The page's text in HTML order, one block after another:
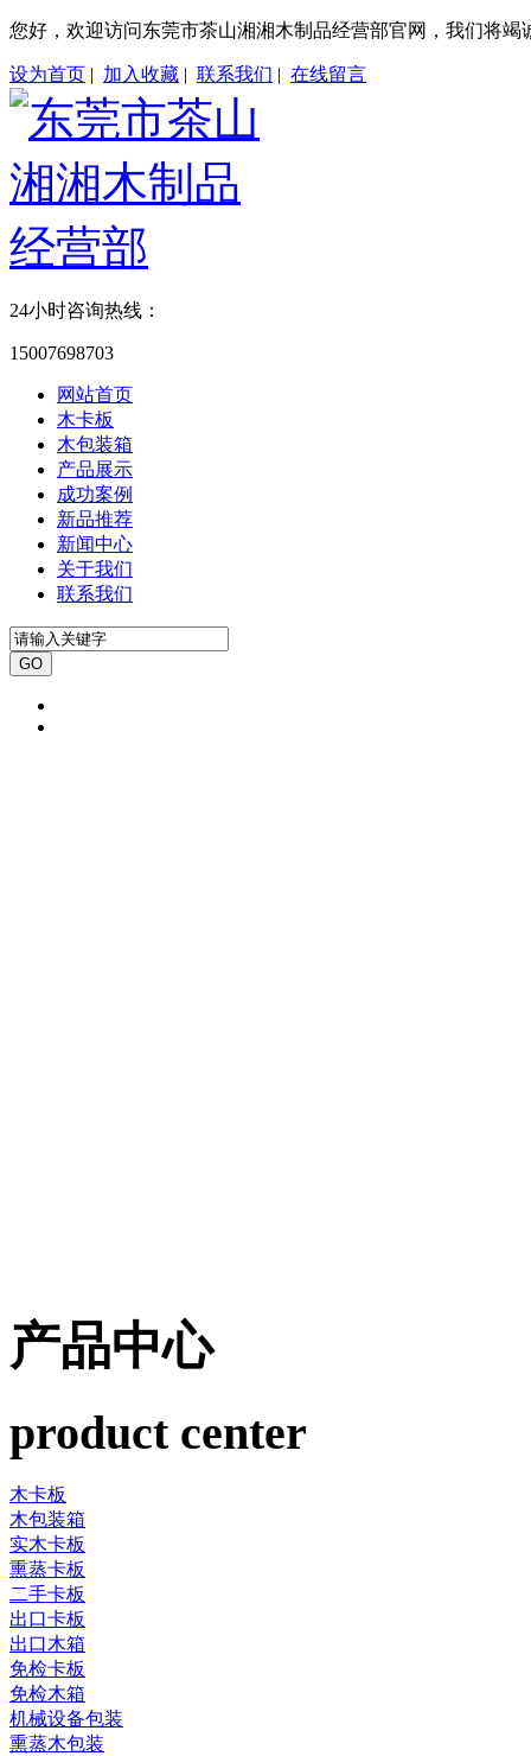
您好，欢迎访问东莞市茶山湘湘木制品经营部官网，我们将竭
设为首页 | 加入收藏 | 联系我们 | 在线留言
24小时咨询热线：
15007698703
网站首页
木卡板
木包装箱
产品展示
成功案例
新品推荐
新闻中心
关于我们
联系我们
产品中心
product center
木卡板
木包装箱
实木卡板
熏蒸卡板
二手卡板
出口卡板
出口木箱
免检卡板
免检木箱
机械设备包装
熏蒸木包装